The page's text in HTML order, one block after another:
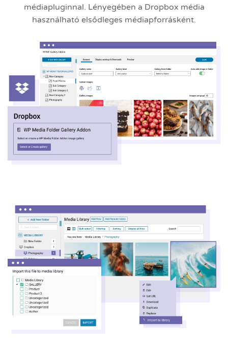
médiapluginnal. Lényegében a Dropbox média
használható elsődleges médiapforrásként.